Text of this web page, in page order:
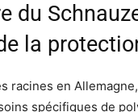
du
la
racines en
spécifiques de